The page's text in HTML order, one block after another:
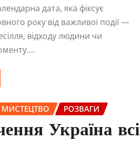
дата, яка фіксує
року від важливої події —
відходу людини чи
МИСТЕЦТВО РОЗВАГИ
Україна всі